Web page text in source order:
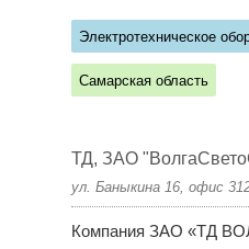
Электротехническое
Самарская область
ТД, ЗАО
ул. Баныкина 16, офис
Компания ЗАО «ТД